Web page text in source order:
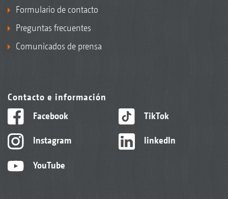
Formulario de contacto
Preguntas frecuentes
Comunicados de prensa
Contacto e información
Facebook
Instagram
YouTube
TikTok
linkedIn